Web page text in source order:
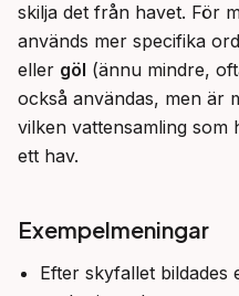
skilja det från havet. För
används mer specifika
eller göl (ännu mindre,
också användas, men är
vilken vattensamling som
ett hav.
Exempelmeningar
Efter skyfallet bildades